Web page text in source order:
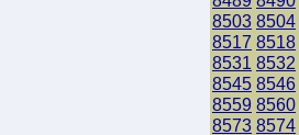
8503 8504
8517 8518
8531 8532
8545 8546
8559 8560
8573 8574